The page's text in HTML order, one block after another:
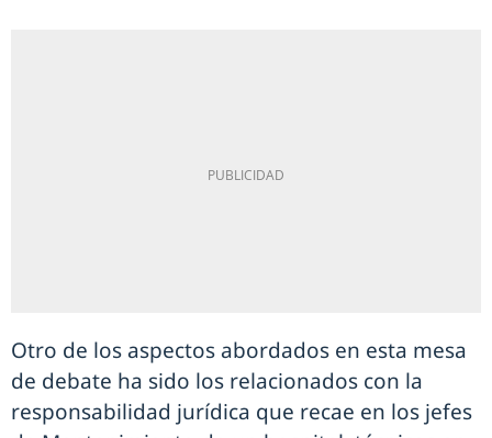
Otro de los aspectos abordados en esta mesa
de debate ha sido los relacionados con la
responsabilidad jurídica que recae en los jefes